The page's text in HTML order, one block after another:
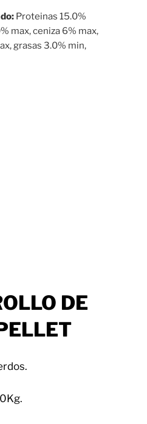
Proteinas 15.0%
max, ceniza 6% max,
grasas 3.0% min,
DE